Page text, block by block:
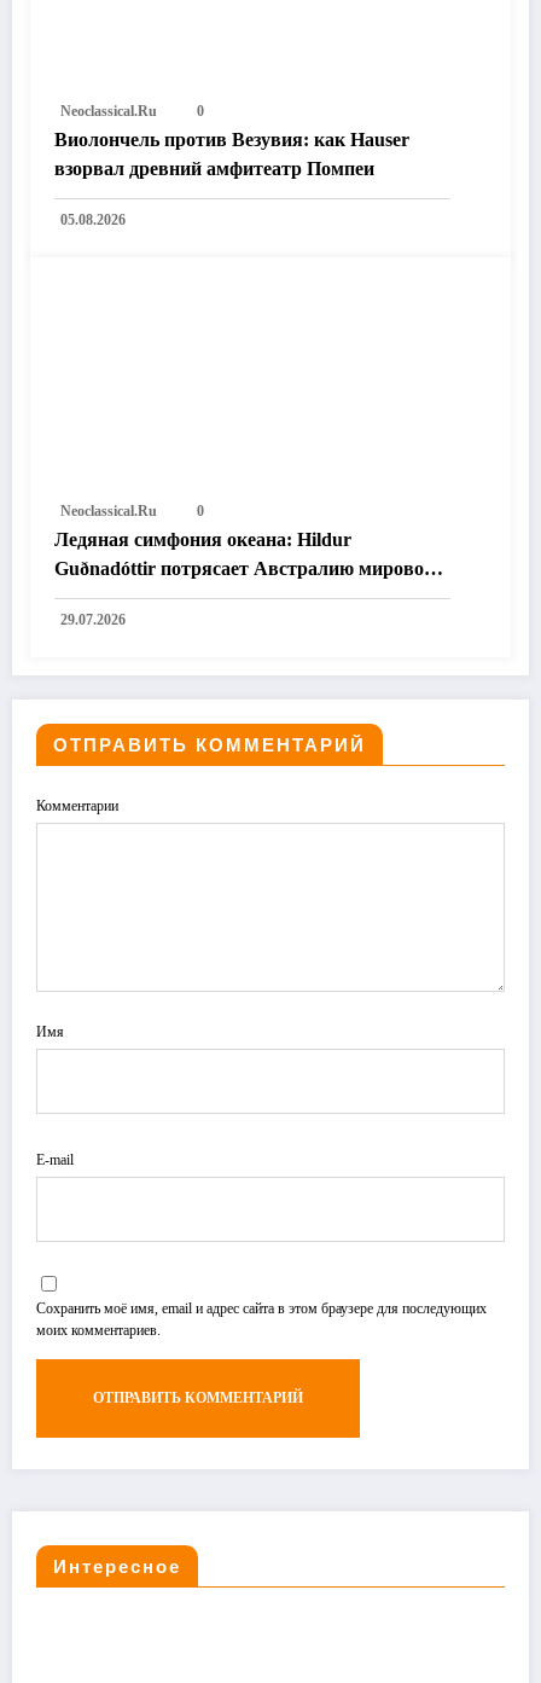
Neoclassical.ru 0
Виолончель против Везувия: как Hauser
взорвал древний амфитеатр Помпеи
05.08.2026
Neoclassical.ru 0
Ледяная симфония океана: Hildur
Guðnadóttir потрясает Австралию мировой
премьерой «Time and the Water»
29.07.2026
ОТПРАВИТЬ КОММЕНТАРИЙ
Комментарии
Имя
E-mail
Сохранить моё имя, email и адрес сайта в этом браузере для последующих
моих комментариев.
Интересное